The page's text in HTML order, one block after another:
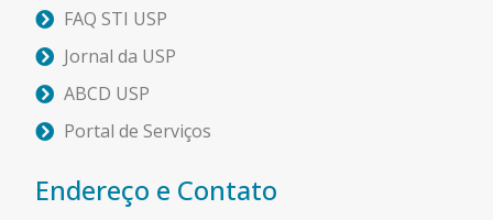
FAQ STI USP
Jornal da USP
ABCD USP
Portal de Serviços
Endereço e Contato